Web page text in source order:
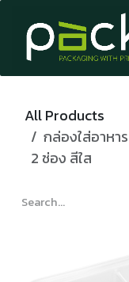
Skip to Content
All Products
กล่องใส่อาหา
2 ช่อง สีใส